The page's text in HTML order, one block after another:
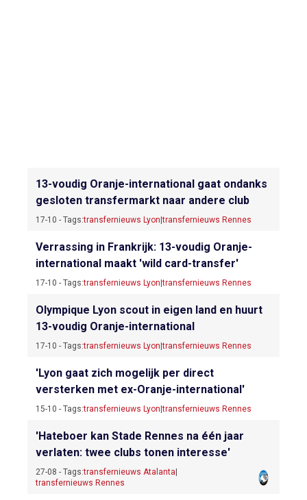
13-voudig Oranje-international gaat ondanks
gesloten transfermarkt naar andere club
17-10 - Tags:transfernieuws Lyon |transfernieuws Rennes
Verrassing in Frankrijk: 13-voudig Oranje-
international maakt 'wild card-transfer'
17-10 - Tags:transfernieuws Lyon |transfernieuws Rennes
Olympique Lyon scout in eigen land en huurt
13-voudig Oranje-international
17-10 - Tags:transfernieuws Lyon |transfernieuws Rennes
'Lyon gaat zich mogelijk per direct
versterken met ex-Oranje-international'
15-10 - Tags:transfernieuws Lyon |transfernieuws Rennes
'Hateboer kan Stade Rennes na één jaar
verlaten: twee clubs tonen interesse'
27-08 - Tags:transfernieuws Atalanta
transfernieuws Rennes